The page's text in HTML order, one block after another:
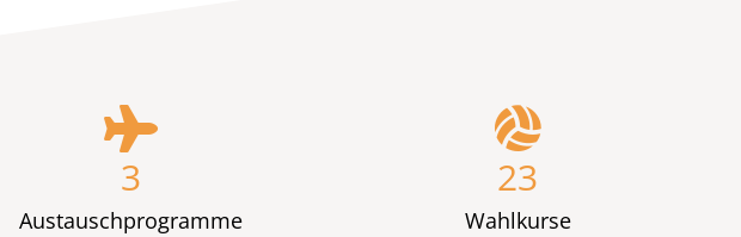
3
Austauschprogramme
23
Wahlkurse